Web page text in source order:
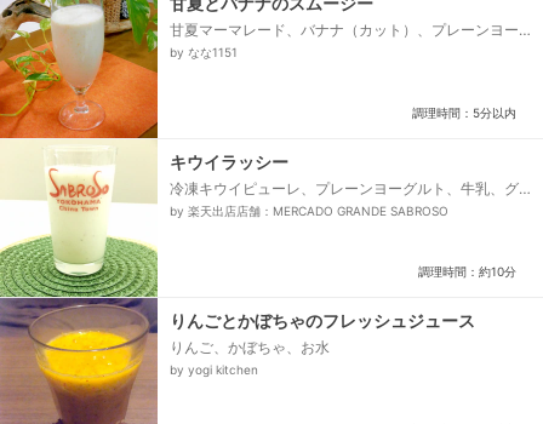
甘夏マーマレード、バナナ（カット）、プレーンヨー
グルト
by なな1151
調理時間：5分以内
キウイラッシー
冷凍キウイピューレ、プレーンヨーグルト、牛乳、グ
ラニュー糖、はちみつ、カルダモンパウダー
by 楽天出店店舗：MERCADO GRANDE SABROSO
調理時間：約10分
りんごとかぼちゃのフレッシュジュース
りんご、かぼちゃ、お水
by yogi kitchen